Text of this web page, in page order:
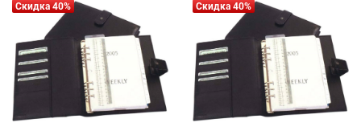
Скидка 40% Скидка 40%